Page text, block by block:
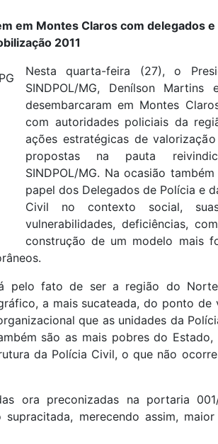
em Montes Claros com delegados
2011
Nesta quarta-feira (27), o
SINDPOL/MG, Denílson Martins
desembarcaram em Montes
com autoridades policiais da
ações estratégicas de
propostas na pauta
SINDPOL/MG. Na ocasião
papel dos Delegados de Polícia e
Civil no contexto social, suas
vulnerabilidades, deficiências,
construção de um modelo mais
pelo fato de ser a região do
a mais sucateada, do ponto de
que as unidades da
são as mais pobres do
da Polícia Civil, o que não
ora preconizadas na portaria
merecendo assim,